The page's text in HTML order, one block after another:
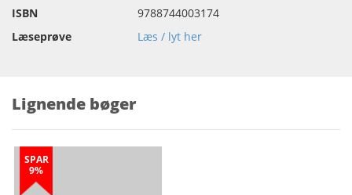
ISBN
9788744003174
Læseprøve
Læs / lyt her
Lignende bøger
SPAR
9%